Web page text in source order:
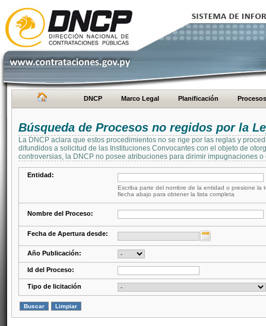
DNCP Marco Legal Planificación Procesos
Búsqueda de Procesos no regidos por la
La DNCP aclara que estos procedimientos no se rige por las reglas y
difundidos a solicitud de las Instituciones Convocantes con el objeto de
controversias, la DNCP no posee atribuciones para dirimir impugnaciones
Entidad:
Escriba parte del nombre de la entidad o presione la
flecha abajo para obtener la lista completa
Nombre del Proceso:
Fecha de Apertura desde:
Año Publicación:
Id del Proceso:
Tipo de licitación